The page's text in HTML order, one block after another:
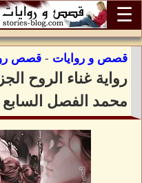
☰
قصص و روايات - قصص
رواية غناء الروح
محمد الفصل السابع